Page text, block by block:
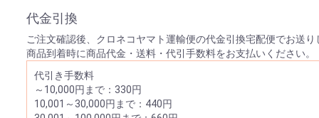
代金引換
ご注文確認後、クロネコヤマト運輸便の代金引換宅配便でお送り
商品到着時に商品代金・送料・代引手数料をお支払いください。
代引き手数料
～10,000円まで：330円
10,001～30,000円まで：440円